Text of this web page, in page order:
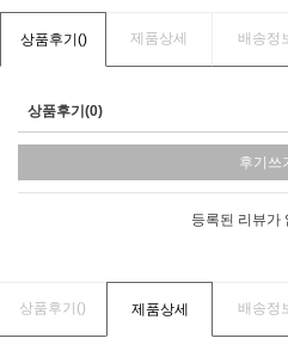
상품후기() 제품상세 배송정
상품후기(0)
후기쓰기
등록된 리뷰가
상품후기() 제품상세 배송정